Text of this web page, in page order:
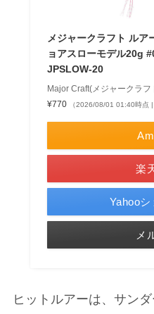
メジャークラフト ルア
ョアスローモデル20g
JPSLOW-20
Major Craft(メジャークラフ
¥770
（2026/08/01 01:40時点 |
楽
Yahoo
メ
ヒットルアーは、サン